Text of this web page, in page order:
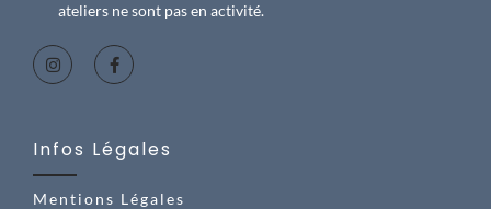
ateliers ne sont pas en activité.
Infos Légales
Mentions Légales